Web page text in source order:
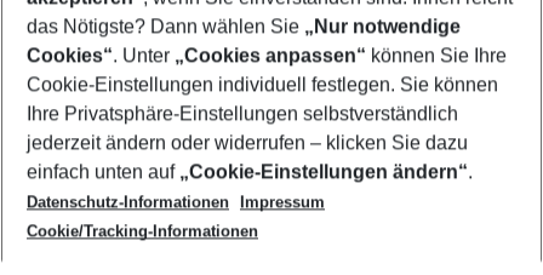
Footer
Footer navigation
Über uns
AGB
Cookie-Einstellungen ändern
Cookie-Richtlinie
Datenschutz
Service & Hilfe
Barrierefreies Reisen
Check-in
Folgen Sie uns
das Nötigste? Dann wählen Sie „Nur notwendige
Cookies“. Unter „Cookies anpassen“ können Sie Ihre
Cookie-Einstellungen individuell festlegen. Sie können
Ihre Privatsphäre-Einstellungen selbstverständlich
jederzeit ändern oder widerrufen – klicken Sie dazu
einfach unten auf „Cookie-Einstellungen ändern“.
Datenschutz-Informationen
Impressum
Cookie/Tracking-Informationen